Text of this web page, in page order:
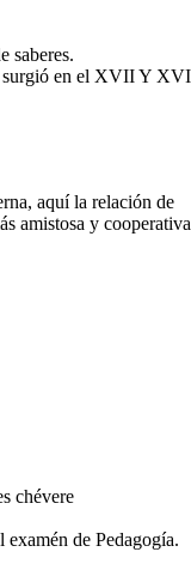
saberes.
surgió en el XVII Y
aquí la relación de
amistosa y
chévere
examén de Pedagogía.